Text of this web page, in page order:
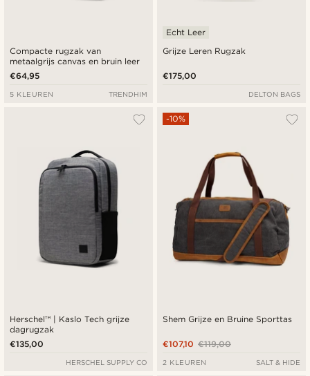
Compacte rugzak van
metaalgrijs canvas en bruin leer
€64,95
5 KLEUREN TRENDHIM
Grijze Leren Rugzak
Echt Leer
€175,00
DELTON BAGS
Herschel™ | Kaslo Tech grijze
dagrugzak
€135,00
HERSCHEL SUPPLY CO
Shem Grijze en Bruine Sporttas
-10%
€119,00
€107,10
2 KLEUREN SALT & HIDE